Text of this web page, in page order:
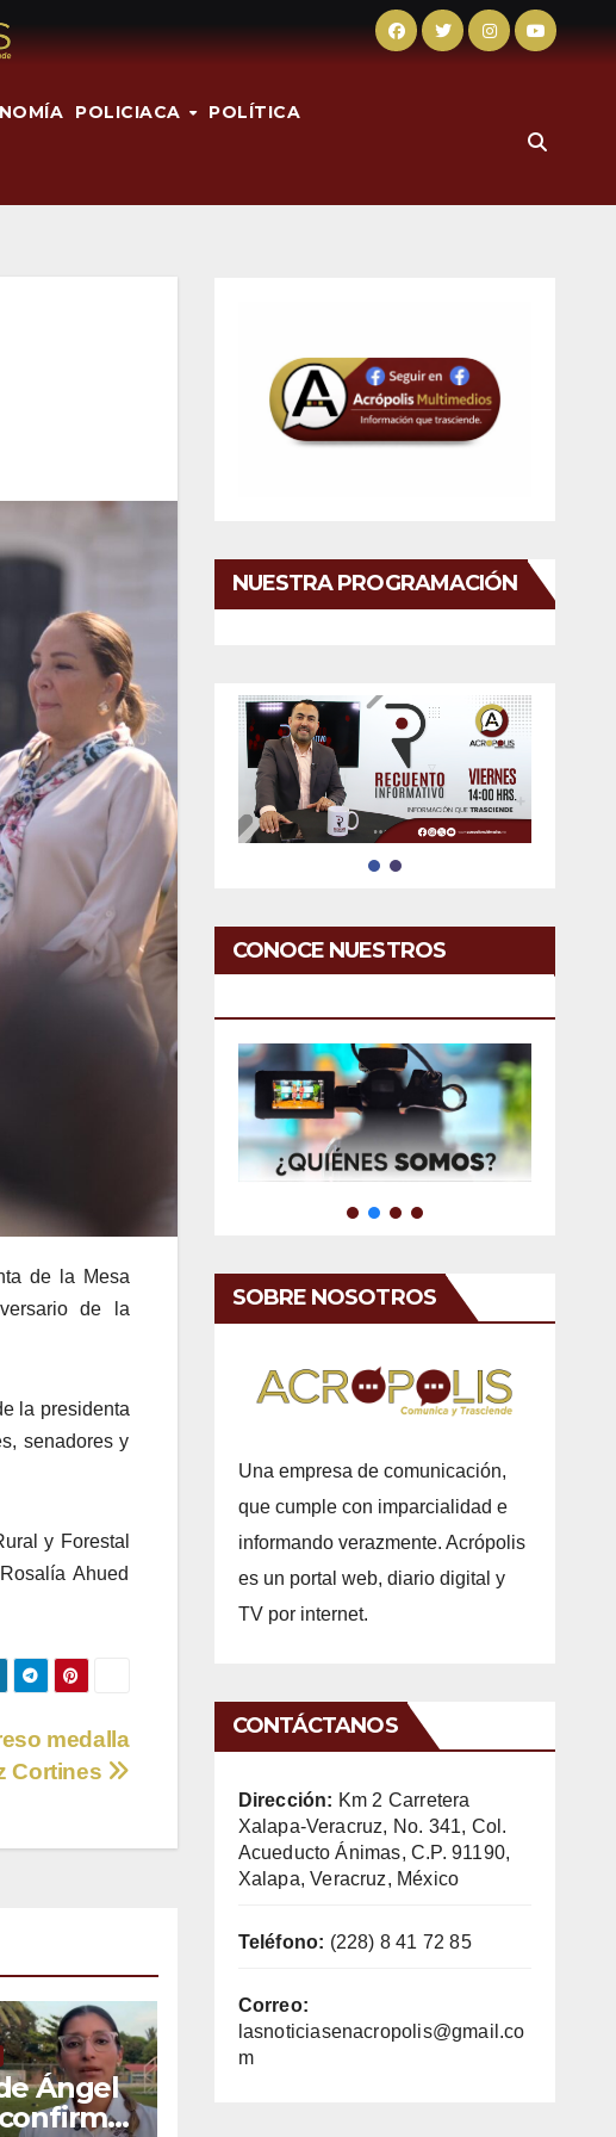
POLICIACA POLÍTICA
de la Mesa
de la
la presidenta
senadores y
y Forestal
Ahued
medalla
Cortines
Ángel
NUESTRA PROGRAMACIÓN
CONOCE NUESTROS
SOBRE NOSOTROS
Una empresa de comunicación,
que cumple con imparcialidad e
informando verazmente. Acrópolis
es un portal web, diario digital y
TV por internet.
CONTÁCTANOS
Dirección: Km 2 Carretera
Xalapa-Veracruz, No. 341, Col.
Acueducto Ánimas, C.P. 91190,
Xalapa, Veracruz, México
Teléfono: (228) 8 41 72 85
Correo:
lasnoticiasenacropolis@gmail.co
m